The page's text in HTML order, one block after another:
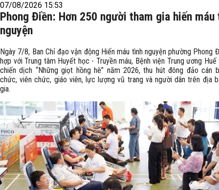
07/08/2026 15:53
Phong Điền: Hơn 250 người tham gia hiến máu
nguyện
Ngày 7/8, Ban Chỉ đạo vận động Hiến máu tình nguyện phường Phong
hợp với Trung tâm Huyết học - Truyền máu, Bệnh viện Trung ương
chiến dịch “Những giọt hồng hè” năm 2026, thu hút đông đảo cán
chức, viên chức, giáo viên, lực lượng vũ trang và người dân trên địa
gia.